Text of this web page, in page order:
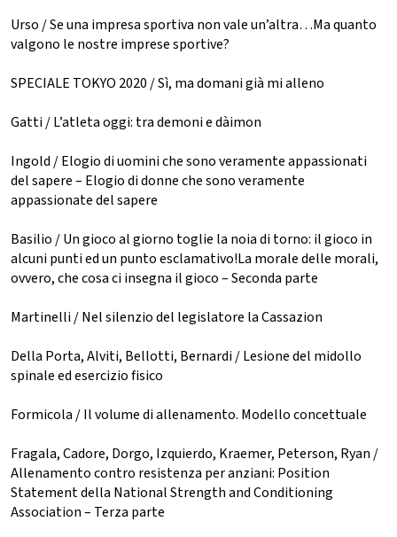
Urso / Se una impresa sportiva non vale un’altra…Ma quanto
valgono le nostre imprese sportive?
SPECIALE TOKYO 2020 / Sì, ma domani già mi alleno
Gatti / L’atleta oggi: tra demoni e dàimon
Ingold / Elogio di uomini che sono veramente appassionati
del sapere – Elogio di donne che sono veramente
appassionate del sapere
Basilio / Un gioco al giorno toglie la noia di torno: il gioco in
alcuni punti ed un punto esclamativo!La morale delle morali,
ovvero, che cosa ci insegna il gioco – Seconda parte
Martinelli / Nel silenzio del legislatore la Cassazion
Della Porta, Alviti, Bellotti, Bernardi / Lesione del midollo
spinale ed esercizio fisico
Formicola / Il volume di allenamento. Modello concettuale
Fragala, Cadore, Dorgo, Izquierdo, Kraemer, Peterson, Ryan /
Allenamento contro resistenza per anziani: Position
Statement della National Strength and Conditioning
Association – Terza parte